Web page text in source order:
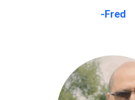
-Fred